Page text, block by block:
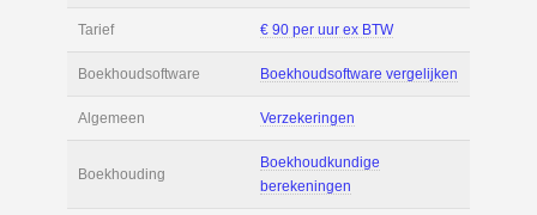
Filmpjes
Prijsopgave
Salaris